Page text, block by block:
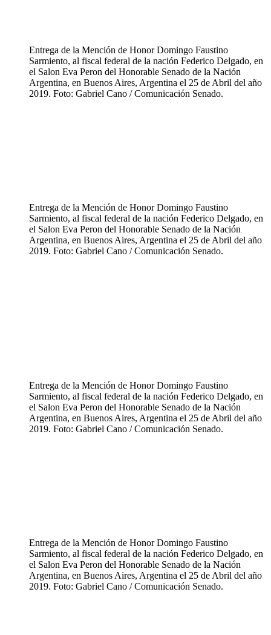
Entrega de la Mención de Honor Domingo Faustino
Sarmiento, al fiscal federal de la nación Federico Delgado, en
el Salon Eva Peron del Honorable Senado de la Nación
Argentina, en Buenos Aires, Argentina el 25 de Abril del año
2019. Foto: Gabriel Cano / Comunicación Senado.
Entrega de la Mención de Honor Domingo Faustino
Sarmiento, al fiscal federal de la nación Federico Delgado, en
el Salon Eva Peron del Honorable Senado de la Nación
Argentina, en Buenos Aires, Argentina el 25 de Abril del año
2019. Foto: Gabriel Cano / Comunicación Senado.
Entrega de la Mención de Honor Domingo Faustino
Sarmiento, al fiscal federal de la nación Federico Delgado, en
el Salon Eva Peron del Honorable Senado de la Nación
Argentina, en Buenos Aires, Argentina el 25 de Abril del año
2019. Foto: Gabriel Cano / Comunicación Senado.
Entrega de la Mención de Honor Domingo Faustino
Sarmiento, al fiscal federal de la nación Federico Delgado, en
el Salon Eva Peron del Honorable Senado de la Nación
Argentina, en Buenos Aires, Argentina el 25 de Abril del año
2019. Foto: Gabriel Cano / Comunicación Senado.